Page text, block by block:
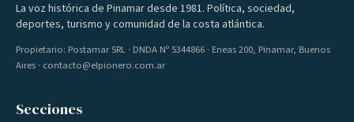
La voz histórica de Pinamar desde 1981. Política, sociedad,
deportes, turismo y comunidad de la costa atlántica.
Propietario: Postamar SRL · DNDA Nº 5344866 · Eneas 200, Pinamar, Buenos
Aires · contacto@elpionero.com.ar
Secciones